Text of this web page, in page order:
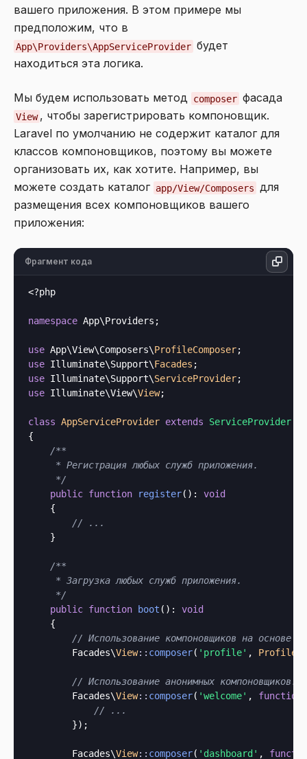
вашего приложения. В этом примере мы
предположим, что в
App\Providers\AppServiceProvider будет
находиться эта логика.
Мы будем использовать метод composer фасада
View , чтобы зарегистрировать компоновщик.
Laravel по умолчанию не содержит каталог для
классов компоновщиков, поэтому вы можете
организовать их, как хотите. Например, вы
можете создать каталог app/View/Composers для
размещения всех компоновщиков вашего
приложения:
Фрагмент кода
<?php
namespace App\Providers;
use App\View\Composers\ProfileComposer
use Illuminate\Support\Facades
use Illuminate\Support\ServiceProvider
use Illuminate\View\View;
class AppServiceProvider extends
ServiceProvider
{
/**
     * Регистрация любых служб приложения.
     */
public function register(): void
    {
// ...
    }
/**
     * Загрузка любых служб приложения.
     */
public function boot (): void
    {
// Использование компоновщиков на основе
        Facades\
View:: composer( 'profile' ,
// Использование анонимных компоновщиков...
        Facades\
View:: composer( 'welcome' , function
// ...
        });
        Facades\
View:: composer( 'dashboard' ,